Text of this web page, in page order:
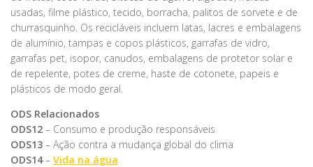
usadas, filme plástico, tecido, borracha, palitos de sorvete e de
churrasquinho. Os recicláveis incluem latas, lacres e embalagens
de alumínio, tampas e copos plásticos, garrafas de vidro,
garrafas pet, isopor, canudos, embalagens de protetor solar e
de repelente, potes de creme, haste de cotonete, papeis e
plásticos de modo geral.
ODS Relacionados
ODS12 – Consumo e produção responsáveis
ODS13 – Ação contra a mudança global do clima
ODS14– Vida na água